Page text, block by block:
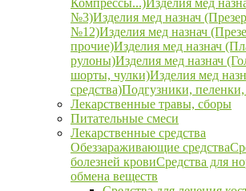
Компрессы...)Изделия мед
№3)Изделия мед назнач
№12)Изделия мед назнач
прочие)Изделия мед назнач
рулоны)Изделия мед назнач
шорты, чулки)Изделия мед
средства)Подгузники,
Лекарственные травы, сборы
Питательные смеси
Лекарственные средства
Обеззараживающие средства
болезней кровиСредства для
обмена веществ